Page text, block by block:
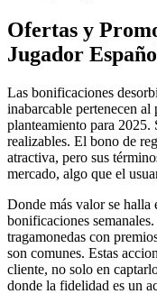
Ofertas y
Jugador
Las bonificaciones
inabarcable pertenecen al
planteamiento para 2025.
realizables. El bono de
atractiva, pero sus
mercado, algo que el
Donde más valor se halla
bonificaciones
tragamonedas con
son comunes. Estas
cliente, no solo en
donde la fidelidad es un